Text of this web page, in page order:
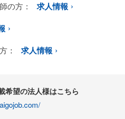
の方：
求人情報
：
求人情報
希望の法人様はこちら